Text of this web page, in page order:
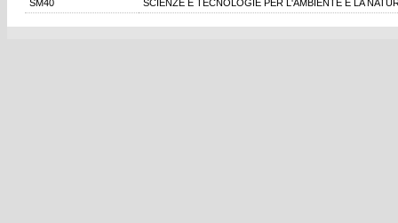
SM40
SCIENZE E TECNOLOGIE PER L'AMBIENTE E LA